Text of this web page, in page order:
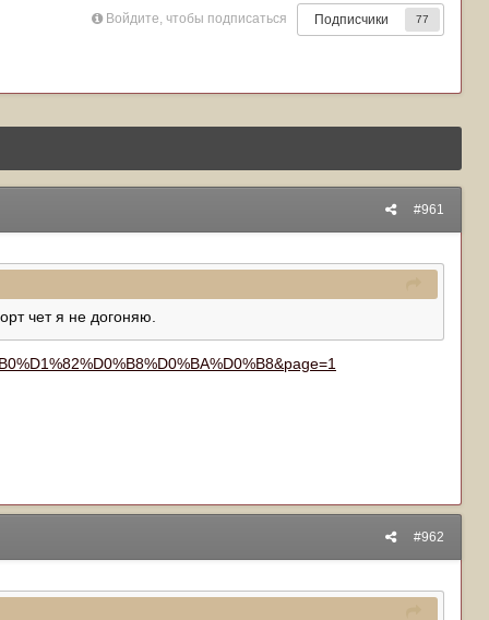
Войдите, чтобы подписаться Подписчики 77
#961
чет я не догоняю.
#962